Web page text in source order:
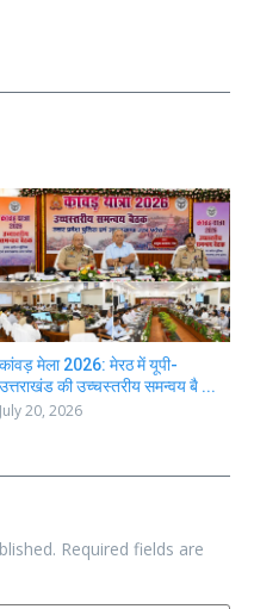
कांवड़ मेला 2026: मेरठ में यूपी-
उत्तराखंड की उच्चस्तरीय समन्वय बै ...
July 20, 2026
Required fields are